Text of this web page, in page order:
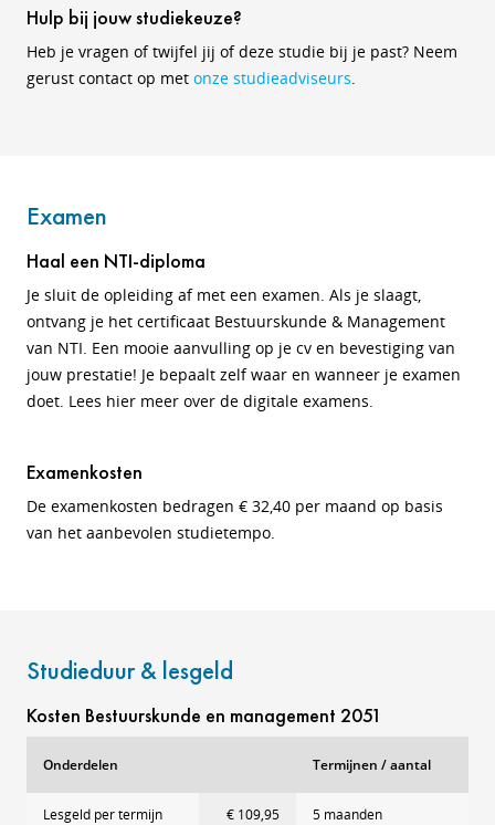
Hulp bij jouw studiekeuze?
Heb je vragen of twijfel jij of deze studie bij je past? Neem
gerust contact op met onze studieadviseurs.
Examen
Haal een NTI-diploma
Je sluit de opleiding af met een examen. Als je slaagt,
ontvang je het certificaat Bestuurskunde & Management
van NTI. Een mooie aanvulling op je cv en bevestiging van
jouw prestatie! Je bepaalt zelf waar en wanneer je examen
doet. Lees hier meer over de digitale examens.
Examenkosten
De examenkosten bedragen € 32,40 per maand op basis
van het aanbevolen studietempo.
Studieduur & lesgeld
Kosten Bestuurskunde en management 2051
Onderdelen Termijnen / aantal
Lesgeld per termijn € 109,95 5 maanden